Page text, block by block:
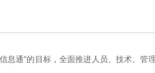
”的目标，全面推进人员、技术、管